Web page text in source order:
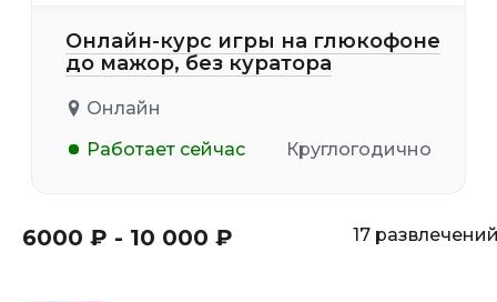
Онлайн-курс игры на глюкофоне
до мажор, без куратора
Онлайн
Работает сейчас
Круглогодично
6000 ₽ - 10 000 ₽ 17